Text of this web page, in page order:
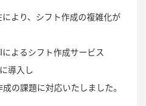
より、シフト作成の複雑化が
よるシフト作成サービス
導入し
の課題に対応いたしました。